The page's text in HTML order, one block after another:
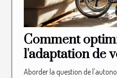
Comment
l'adaptation de
pour
Aborder la question de